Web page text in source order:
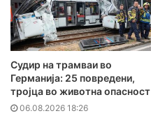
Судир на трамваи во
Германија: 25 повредени,
тројца во животна опасност
06.08.2026 18:26